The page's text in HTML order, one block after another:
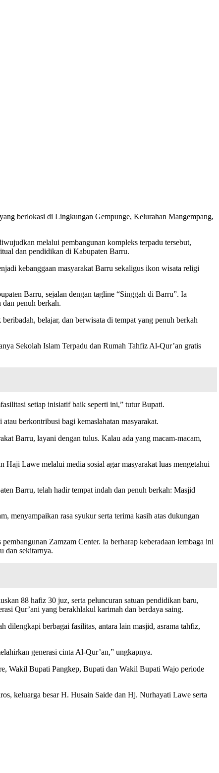
berlokasi di Lingkungan Gempunge, Kelurahan Mangempang,
melalui pembangunan kompleks terpadu tersebut,
dan pendidikan di Kabupaten Barru.
kebanggaan masyarakat Barru sekaligus ikon wisata religi
Barru, sejalan dengan tagline “Singgah di Barru”. Ia
penuh berkah.
belajar, dan berwisata di tempat yang penuh berkah
Sekolah Islam Terpadu dan Rumah Tahfiz Al-Qur’an gratis
setiap inisiatif baik seperti ini,” tutur Bupati.
berkontribusi bagi kemaslahatan masyarakat.
Barru, layani dengan tulus. Kalau ada yang macam-macam,
Lawe melalui media sosial agar masyarakat luas mengetahui
Barru, telah hadir tempat indah dan penuh berkah: Masjid
menyampaikan rasa syukur serta terima kasih atas dukungan
Zamzam Center. Ia berharap keberadaan lembaga ini
dan sekitarnya.
88 hafiz 30 juz, serta peluncuran satuan pendidikan baru,
Qur’ani yang berakhlakul karimah dan berdaya saing.
dilengkapi berbagai fasilitas, antara lain masjid, asrama tahfiz,
generasi cinta Al-Qur’an,” ungkapnya.
Wakil Bupati Pangkep, Bupati dan Wakil Bupati Wajo periode
keluarga besar H. Husain Saide dan Hj. Nurhayati Lawe serta